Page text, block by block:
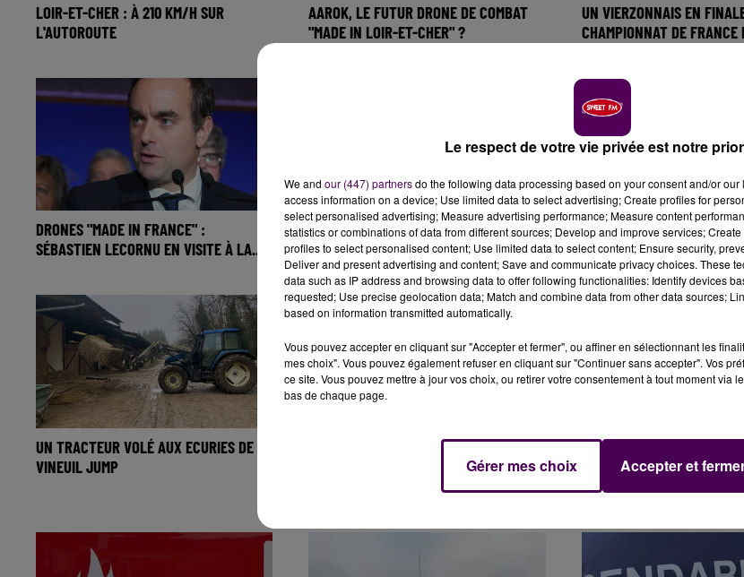
LOIR-ET-CHER : À 210 KM/H SUR
L'AUTOROUTE
AAROK, LE FUTUR DRONE DE COMBAT
"MADE IN LOIR-ET-CHER" ?
UN VIERZONNAIS EN
CHAMPIONNAT DE FRANCE
DRONES "MADE IN FRANCE" :
SÉBASTIEN LECORNU EN VISITE À LA...
L’AUTOPARTAGE S’INSTALLE PEU À PEU
EN CENTRE-VAL-DE-LOIRE
A BLOIS, FRANCIS
NOUVEAU DIRECTEUR
UN TRACTEUR VOLÉ AUX ECURIES DE
VINEUIL JUMP
SOLOGNE : LE DÉBROUSSAILLEMENT
POUR LIMITER LA PROPAGATION DES
PREMIER KOREAN TOURS
22 ET 23 FÉVRIER
Le respect de votre vie privée est notre
We and our (447) partnersdo the following data processing based on your consent and/or
access information on a device; Use limited data to select advertising; Create profiles for
select personalised advertising; Measure advertising performance; Measure content
statistics or combinations of data from different sources; Develop and improve services;
profiles to select personalised content; Use limited data to select content; Ensure security,
Deliver and present advertising and content; Save and communicate privacy choices. These
data such as IP address and browsing data to offer following functionalities: Identify devices
requested; Use precise geolocation data; Match and combine data from other data sources;
based on information transmitted automatically.
Vous pouvez accepter en cliquant sur "Accepter et fermer", ou affiner en sélectionnant les
mes choix". Vous pouvez également refuser en cliquant sur "Continuer sans accepter". Vos
ce site. Vous pouvez mettre à jour vos choix, ou retirer votre consentement à tout moment via
bas de chaque page.
Gérer mes choix Accepter et